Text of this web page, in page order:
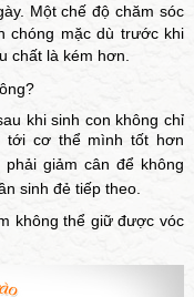
Một chế độ chăm sóc
chóng mặc dù trước khi
chất là kém hơn.
khi sinh con không chỉ
cơ thể mình tốt hơn
giảm cân để không
sinh đẻ tiếp theo.
không thể giữ được vóc